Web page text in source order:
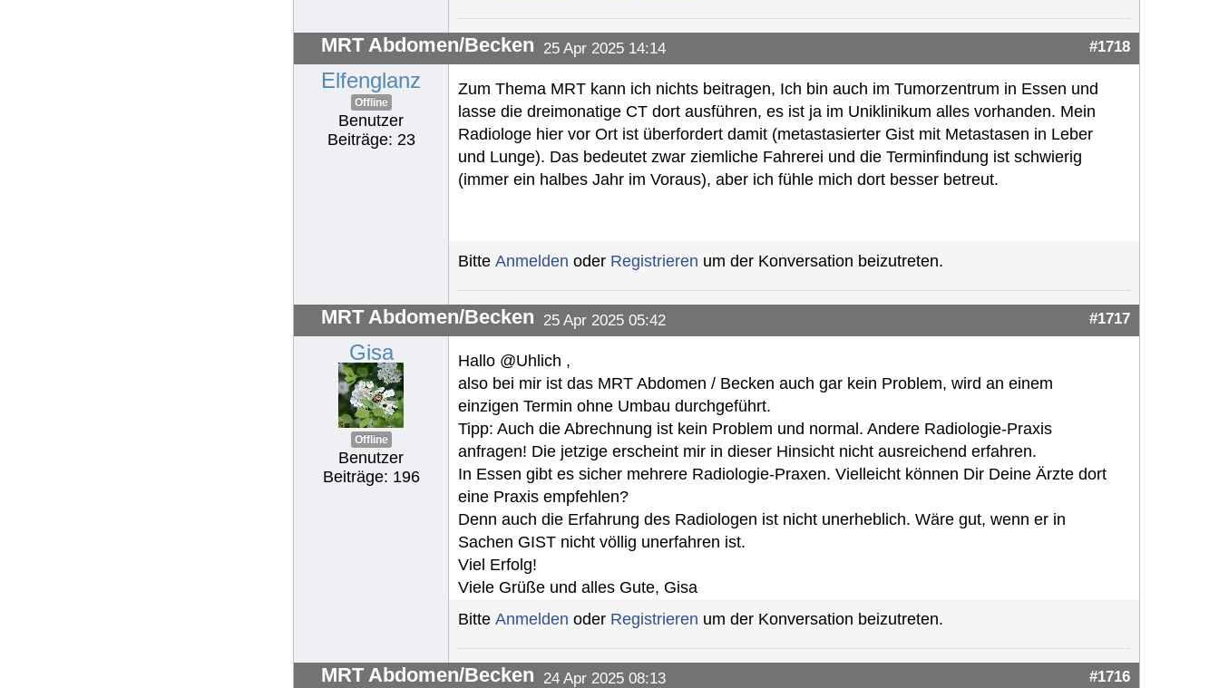
MRT Abdomen/Becken 25 Apr 2025 14:14 #1718
Elfenglanz
Offline
Benutzer
Beiträge: 23
Zum Thema MRT kann ich nichts beitragen, Ich bin auch im Tumorzentrum in Essen und
lasse die dreimonatige CT dort ausführen, es ist ja im Uniklinikum alles vorhanden. Mein
Radiologe hier vor Ort ist überfordert damit (metastasierter Gist mit Metastasen in Leber
und Lunge). Das bedeutet zwar ziemliche Fahrerei und die Terminfindung ist schwierig
(immer ein halbes Jahr im Voraus), aber ich fühle mich dort besser betreut.
Bitte Anmelden oder Registrieren um der Konversation beizutreten.
MRT Abdomen/Becken 25 Apr 2025 05:42 #1717
Gisa
Offline
Benutzer
Beiträge: 196
Hallo @Uhlich ,
also bei mir ist das MRT Abdomen / Becken auch gar kein Problem, wird an einem
einzigen Termin ohne Umbau durchgeführt.
Tipp: Auch die Abrechnung ist kein Problem und normal. Andere Radiologie-Praxis
anfragen! Die jetzige erscheint mir in dieser Hinsicht nicht ausreichend erfahren.
In Essen gibt es sicher mehrere Radiologie-Praxen. Vielleicht können Dir Deine Ärzte dort
eine Praxis empfehlen?
Denn auch die Erfahrung des Radiologen ist nicht unerheblich. Wäre gut, wenn er in
Sachen GIST nicht völlig unerfahren ist.
Viel Erfolg!
Viele Grüße und alles Gute, Gisa
Bitte Anmelden oder Registrieren um der Konversation beizutreten.
MRT Abdomen/Becken 24 Apr 2025 08:13 #1716